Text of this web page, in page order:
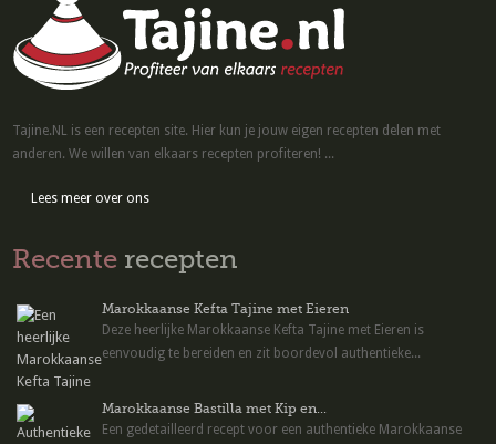
Tajine.NL is een recepten site. Hier kun je jouw eigen recepten delen met
anderen. We willen van elkaars recepten profiteren! ...
Lees meer over ons
Recente recepten
Marokkaanse Kefta Tajine met Eieren
Deze heerlijke Marokkaanse Kefta Tajine met Eieren is
eenvoudig te bereiden en zit boordevol authentieke...
Marokkaanse Bastilla met Kip en...
Een gedetailleerd recept voor een authentieke Marokkaanse